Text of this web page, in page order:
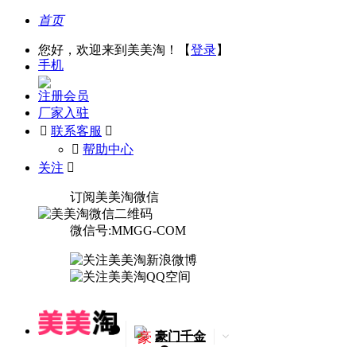
首页
您好，欢迎来到美美淘！【登录】
手机
注册会员
厂家入驻
 联系客服 
󰅃 帮助中心
关注 
订阅美美淘微信
微信号:MMGG-COM
豪 豪门千金